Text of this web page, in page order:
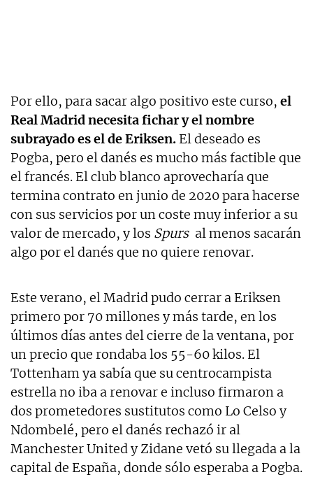
Por ello, para sacar algo positivo este curso, el
Real Madrid necesita fichar y el nombre
subrayado es el de Eriksen. El deseado es
Pogba, pero el danés es mucho más factible que
el francés. El club blanco aprovecharía que
termina contrato en junio de 2020 para hacerse
con sus servicios por un coste muy inferior a su
valor de mercado, y los Spurs al menos sacarán
algo por el danés que no quiere renovar.
Este verano, el Madrid pudo cerrar a Eriksen
primero por 70 millones y más tarde, en los
últimos días antes del cierre de la ventana, por
un precio que rondaba los 55-60 kilos. El
Tottenham ya sabía que su centrocampista
estrella no iba a renovar e incluso firmaron a
dos prometedores sustitutos como Lo Celso y
Ndombelé, pero el danés rechazó ir al
Manchester United y Zidane vetó su llegada a la
capital de España, donde sólo esperaba a Pogba.